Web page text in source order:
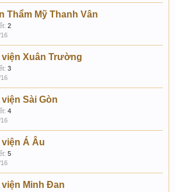
Thẩm Mỹ Thanh Vân
2
viện Xuân Trường
3
Sài Gòn
4
Á Âu
5
viện Minh Đan